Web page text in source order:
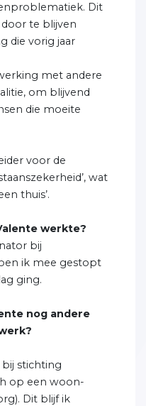
Dit
te blijven
die vorig jaar
met andere
om blijvend
die moeite
voor de
wat
thuis’.
werkte?
bij
ik mee gestopt
ging.
nog andere
bij stichting
op een woon-
Dit blijf ik